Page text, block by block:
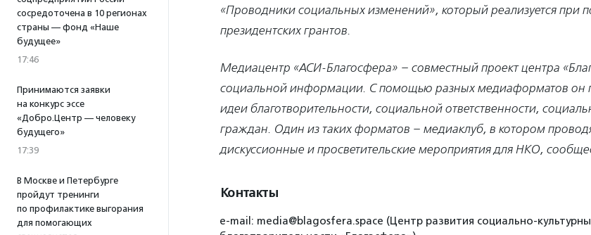
сосредоточена в 10 регионах
страны — фонд «Наше
будущее»
17:46
Принимаются заявки
на конкурс эссе
«Добро.Центр — человеку
будущего»
17:39
В Москве и Петербурге
пройдут тренинги
по профилактике выгорания
для помогающих
«Проводники социальных изменений», который реализуется при
президентских грантов.
Медиацентр «АСИ-Благосфера» – совместный проект центра
социальной информации. С помощью разных медиаформатов он
идеи благотворительности, социальной ответственности,
граждан. Один из таких форматов – медиаклуб, в котором
дискуссионные и просветительские мероприятия для НКО,
Контакты
e-mail: media@blagosfera.space (Центр развития социально-